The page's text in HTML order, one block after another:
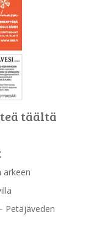
täältä
arkeen
Petäjäveden